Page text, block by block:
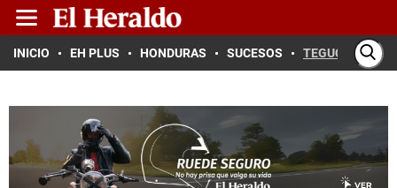
INICIO EH PLUS HONDURAS SUCESOS TEGUCIGALPA